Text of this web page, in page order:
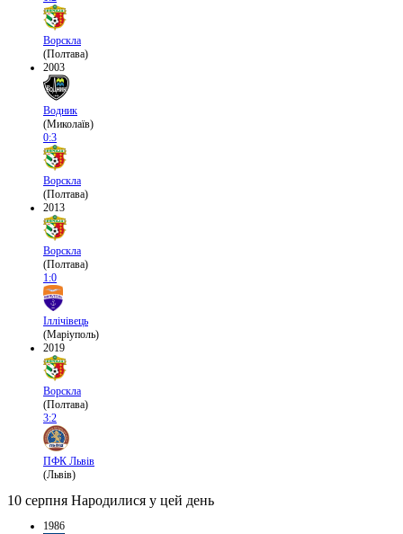
Ворскла
(Полтава)
2003
Водник
(Миколаїв)
0:3
Ворскла
(Полтава)
2013
Ворскла
(Полтава)
1:0
Іллічівець
(Маріуполь)
2019
Ворскла
(Полтава)
3:2
ПФК Львів
(Львів)
10 серпня Народилися у цей день
1986